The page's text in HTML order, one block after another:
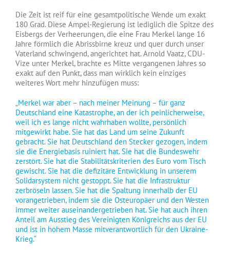
Die Zeit ist reif für eine gesamtpolitische Wende um exakt
180 Grad. Diese Ampel-Regierung ist lediglich die Spitze des
Eisbergs der Verheerungen, die eine Frau Merkel lange 16
Jahre förmlich die Abrissbirne kreuz und quer durch unser
Vaterland schwingend, angerichtet hat. Arnold Vaatz, CDU-
Vize unter Merkel, brachte es Mitte vergangenen Jahres so
exakt auf den Punkt, dass man wirklich kein einziges
weiteres Wort mehr hinzufügen muss:
„Merkel war aber – nach meiner Meinung – für ganz
Deutschland eine Katastrophe, an der ich peinlicherweise,
weil ich es lange nicht wahrhaben wollte, persönlich
mitgewirkt habe. Sie hat das Land um seine Zukunft
gebracht. Sie hat Deutschland den Stecker gezogen, indem
sie die Energiebasis ruiniert hat. Sie hat die Bundeswehr
zerstört. Sie hat die Stabilitätskriterien des Euro vom Tisch
gewischt. Sie hat die defizitäre Entwicklung in unserem
Solidarsystem nicht gestoppt. Sie hat die Infrastruktur
zerbröseln lassen. Sie hat die Spaltung innerhalb der EU
vorangetrieben, indem sie die Osteuropäer und den Westen
immer weiter auseinandergetrieben hat. Sie hat auch ihren
Anteil am Ausstieg des Vereinigten Königreichs aus der EU
und ist in hohem Masse mitverantwortlich für den Ukraine-
Krieg.“